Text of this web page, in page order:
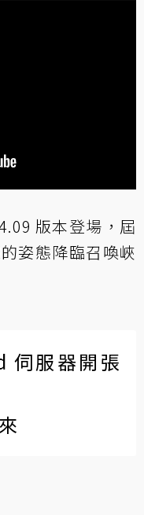
版本登場，屆
姿態降臨召喚峽
伺服器開張